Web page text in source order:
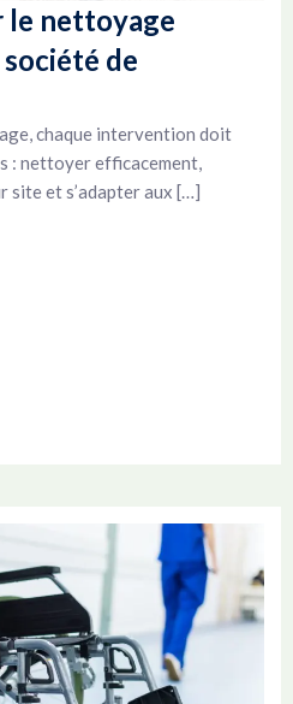
le nettoyage
de
chaque intervention doit
: nettoyer efficacement,
site et s’adapter aux […]